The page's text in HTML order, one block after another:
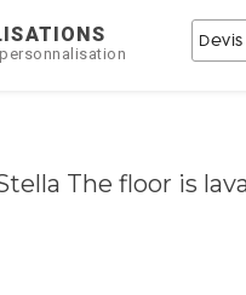
The floor is